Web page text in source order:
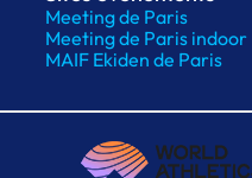
Meeting de Paris
Meeting de Paris indoor
MAIF Ekiden de Paris